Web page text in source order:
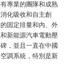
專業的團隊和成熟
化吸收和自主創
固定排量和內、外
新能源汽車電動壓
，並且一直在中國
調系統，特別是新